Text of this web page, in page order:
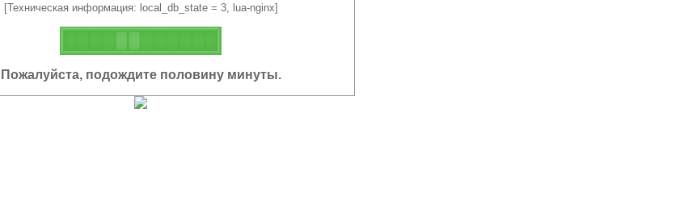
[Техническая информация: local_db_state = 3, lua-nginx]
Пожалуйста, подождите половину минуты.